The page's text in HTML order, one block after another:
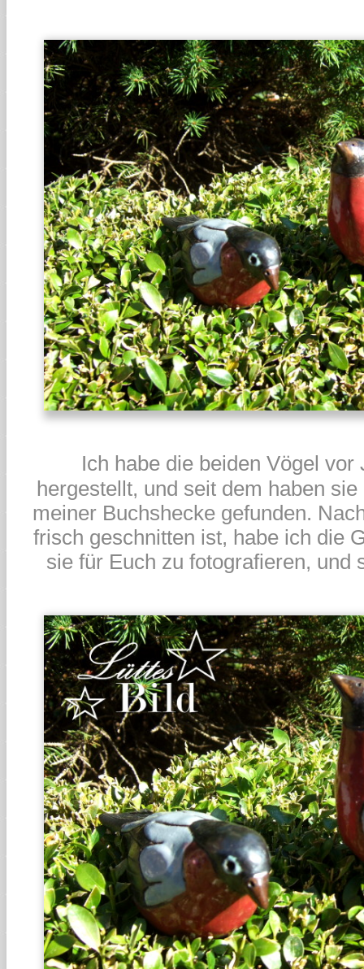
Ich habe die beiden Vögel vor
hergestellt, und seit dem haben
meiner Buchshecke gefunden.
frisch geschnitten ist, habe ich die
sie für Euch zu fotografieren, und